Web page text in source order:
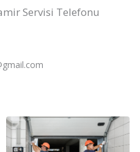
Servisi Telefonu